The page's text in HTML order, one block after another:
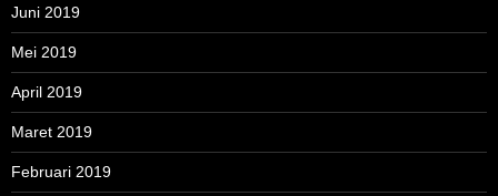
Juni 2019
Mei 2019
April 2019
Maret 2019
Februari 2019